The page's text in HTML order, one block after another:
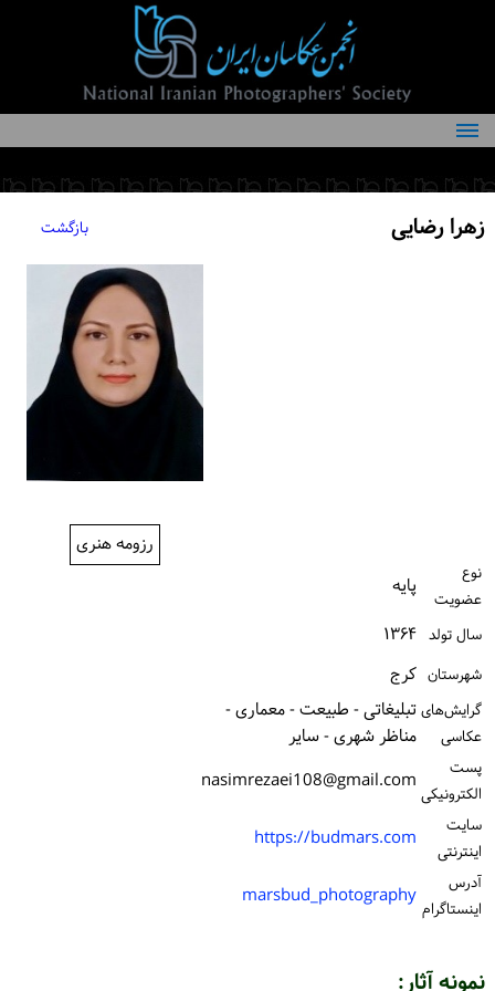
درباره انجمن
کمیته‌های انجمن
زهرا رضایی بازگشت
رزومه هنری
نوع
عضویت
پایه
سال تولد ۱۳۶۴
شهرستان كرج
گرایش‌های
عکاسی
تبلیغاتی - طبیعت - معماری -
مناظر شهری - سایر
پست
الكترونیكی nasimrezaei108@gmail.com
سایت
اینترنتی
https://budmars.com
آدرس
اینستاگرام marsbud_photography
نمونه آثار: